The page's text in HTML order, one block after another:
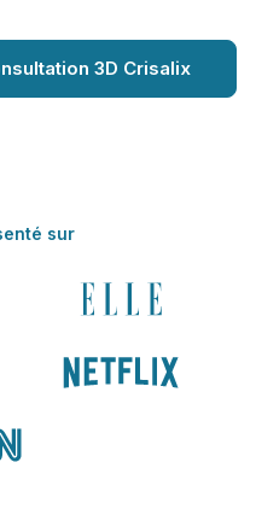
3D Crisalix
sur